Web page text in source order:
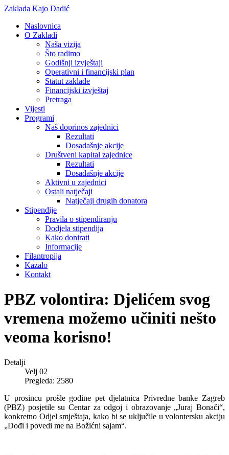
Zaklada Kajo Dadić
Naslovnica
O Zakladi
Naša vizija
Što radimo
Godišnji izvještaji
Operativni i financijski plan
Statut zaklade
Financijski izvještaj
Pretraga
Vijesti
Programi
Naš doprinos zajednici
Rezultati
Dosadašnje akcije
Društveni kapital zajednice
Rezultati
Dosadašnje akcije
Aktivni u zajednici
Ostali natječaji
Natječaji drugih donatora
Stipendije
Pravila o stipendiranju
Dodjela stipendija
Kako donirati
Informacije
Filantropija
Kazalo
Kontakt
PBZ volontira: Djelićem svog
vremena možemo učiniti nešto
veoma korisno!
Detalji
Velj 02
Pregleda: 2580
U prosincu prošle godine pet djelatnica Privredne banke Zagreb
(PBZ) posjetile su Centar za odgoj i obrazovanje „Juraj Bonači“,
konkretno Odjel smještaja, kako bi se uključile u volontersku akciju
„Dođi i povedi me na Božićni sajam“.